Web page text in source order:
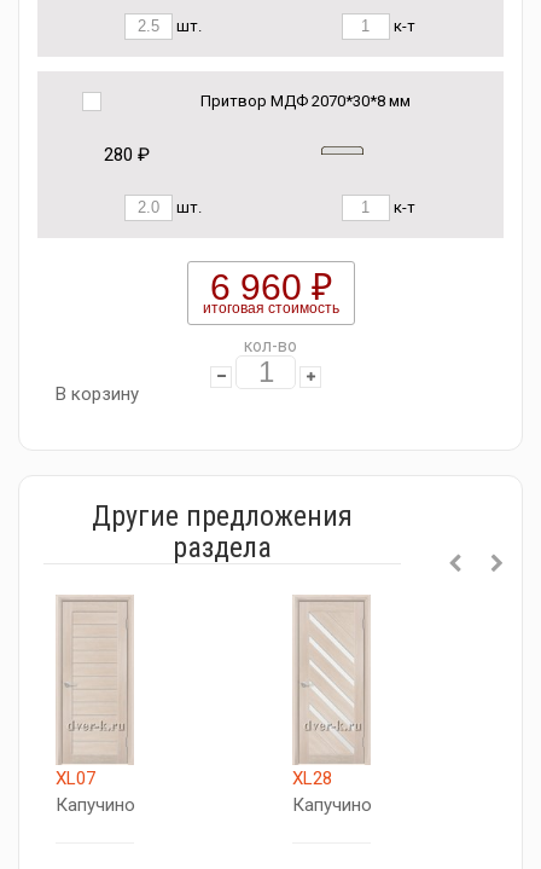
шт. к-т
Притвор МДФ 2070*30*8 мм
280 ₽
шт. к-т
6 960 ₽
итоговая стоимость
кол-во
В корзину
Другие предложения
раздела
XL07
Капучино
XL28
Капучино